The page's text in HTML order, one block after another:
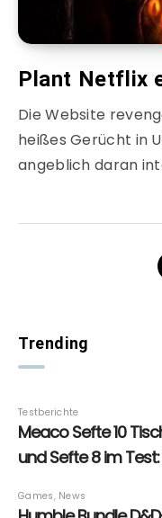
Plant Netflix
Die Website
heißes Gerücht in
angeblich daran
Trending